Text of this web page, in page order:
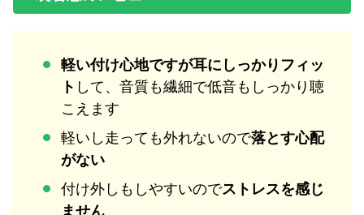
軽い付け心地ですが耳にしっかりフィッ
ト して、音質も繊細で低音もしっかり聴
こえます
軽いし走っても外れないので落とす心配
がない
付け外しもしやすいのでストレスを感じ
ません